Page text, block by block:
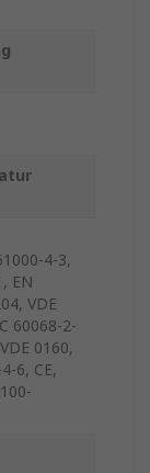
4-3,
EN
VDE
60068-2-
0160,
6, CE,